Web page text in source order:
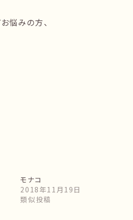
悩みの方、
モナコ
2018年11月19日
類似投稿